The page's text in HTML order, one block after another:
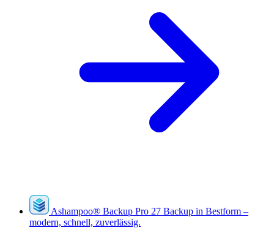
Ashampoo® Backup Pro 27 Backup in Bestform –
modern, schnell, zuverlässig.